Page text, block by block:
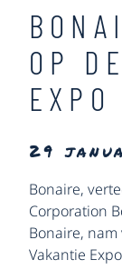
OP
29
Bonaire,
Corporation
Bonaire,
Vakantie